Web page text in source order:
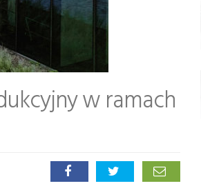
w ramach